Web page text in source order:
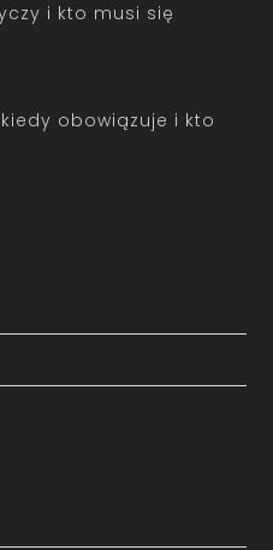
i kto musi się
obowiązuje i kto